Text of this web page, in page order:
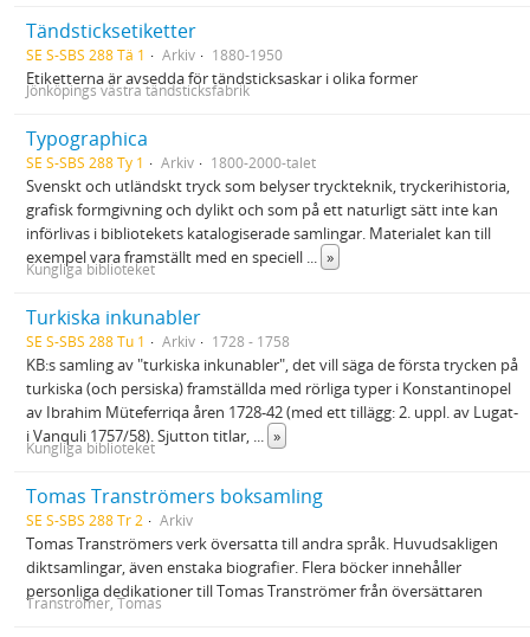
Tändsticksetiketter
SE S-SBS 288 Tä 1 Arkiv 1880-1950
Etiketterna är avsedda för tändsticksaskar i olika former
Jönköpings västra tändsticksfabrik
Typographica
SE S-SBS 288 Ty 1 Arkiv 1800-2000-talet
Svenskt och utländskt tryck som belyser tryckteknik, tryckerihistoria,
grafisk formgivning och dylikt och som på ett naturligt sätt inte kan
införlivas i bibliotekets katalogiserade samlingar. Materialet kan till
exempel vara framställt med en speciell ... »
Kungliga biblioteket
Turkiska inkunabler
SE S-SBS 288 Tu 1 Arkiv 1728 - 1758
KB:s samling av "turkiska inkunabler", det vill säga de första trycken på
turkiska (och persiska) framställda med rörliga typer i Konstantinopel
av Ibrahim Müteferriqa åren 1728-42 (med ett tillägg: 2. uppl. av Lugat-
i Vanquli 1757/58). Sjutton titlar, ... »
Kungliga biblioteket
Tomas Tranströmers boksamling
SE S-SBS 288 Tr 2 Arkiv
Tomas Tranströmers verk översatta till andra språk. Huvudsakligen
diktsamlingar, även enstaka biografier. Flera böcker innehåller
personliga dedikationer till Tomas Tranströmer från översättaren
Tranströmer, Tomas